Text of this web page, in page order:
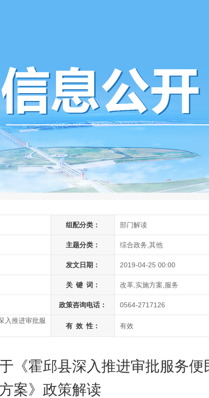
组配分类： 部门解读
主题分类： 综合政务,其他
发文日期： 2019-04-25 00:00
关 键 词： 改革,实施方案,服务
政策咨询电话： 0564-2717126
入推进审批服
有 效 性： 有效
《霍邱县深入推进审批服务
方案》政策解读